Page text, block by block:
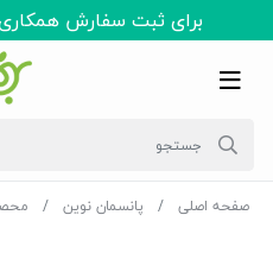
برای ثبت سفارش
صفحه اصلی پانسمان نوین